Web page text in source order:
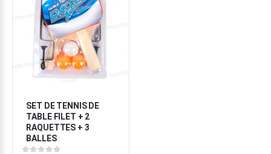
SET DE TENNIS DE
TABLE FILET + 2
RAQUETTES + 3
BALLES